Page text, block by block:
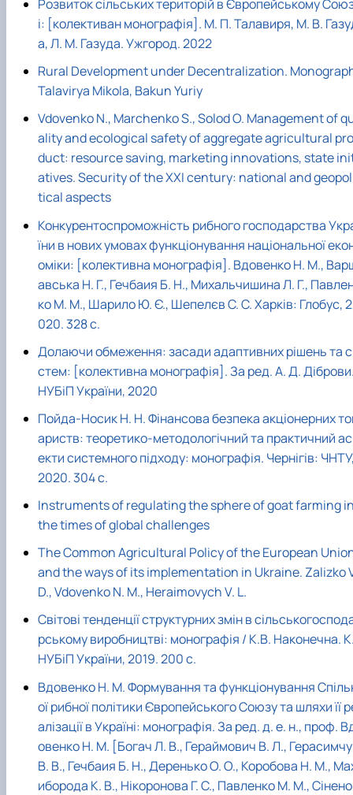
Розвиток сільських територій в Європейському
і: [колективан монографія]. М. П. Талавиря, М. В.
а, Л. М. Газуда. Ужгород. 2022
Rural Development under Decentralization.
Talavirya Mikola, Bakun Yuriy
Vdovenko N., Marchenko S., Solod O. Management of
ality and ecological safety of aggregate agricultural pro
duct: resource saving, marketing innovations, state
atives. Security of the XXI century: national and
tical aspects
Конкурентоспроможність рибного господарства
їни в нових умовах функціонування національної
оміки: [колективна монографія]. Вдовенко Н. М.,
авська Н. Г., Гечбаия Б. Н., Михальчишина Л. Г.,
ко М. М., Шарило Ю. Є., Шепелєв С. С. Харків: Глобус, 2
020. 328 с.
Долаючи обмеження: засади адаптивних рішень та
стем: [колективна монографія]. За ред. А. Д.
НУБіП України, 2020
Пойда-Носик Н. Н. Фінансова безпека акціонерних
ариств: теоретико-методологічний та практичний
екти системного підходу: монографія. Чернігів:
2020. 304 с.
Instruments of regulating the sphere of goat farming
the times of global challenges
The Common Agricultural Policy of the European
and the ways of its implementation in Ukraine. Zalizko
D., Vdovenko N. M., Heraimovych V. L.
Світові тенденції структурних змін в
рському виробництві: монографія / К.В. Наконечна.
НУБіП України, 2019. 200 с.
Вдовенко Н. М. Формування та функціонування
ої рибної політики Європейського Союзу та шляхи її
алізації в Україні: монографія. За ред. д. е. н., проф.
овенко Н. М. [Богач Л. В., Гераймович В. Л.,
В. В., Гечбаия Б. Н., Деренько О. О., Коробова Н. М.,
иборода К. В., Нікоронова Г. С., Павленко М. М.,